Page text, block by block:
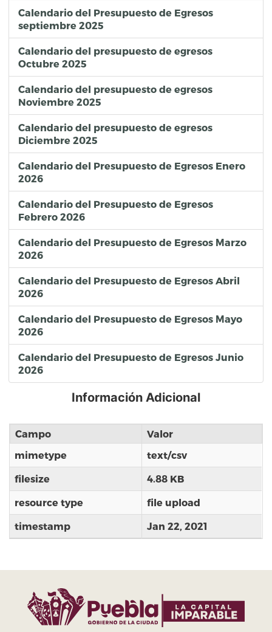
Calendario del Presupuesto de Egresos
septiembre 2025
Calendario del presupuesto de egresos
Octubre 2025
Calendario del presupuesto de egresos
Noviembre 2025
Calendario del presupuesto de egresos
Diciembre 2025
Calendario del Presupuesto de Egresos Enero
2026
Calendario del Presupuesto de Egresos
Febrero 2026
Calendario del Presupuesto de Egresos Marzo
2026
Calendario del Presupuesto de Egresos Abril
2026
Calendario del Presupuesto de Egresos Mayo
2026
Calendario del Presupuesto de Egresos Junio
2026
Información Adicional
Campo
Valor
mimetype
text/csv
filesize 4.88 KB
resource type file upload
timestamp Jan 22, 2021